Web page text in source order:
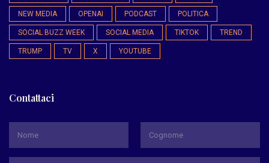
NEW MEDIA OPENAI PODCAST POLITICA
SOCIAL BUZZ WEEK SOCIAL MEDIA TIKTOK TREND
TRUMP TV X YOUTUBE
Contattaci